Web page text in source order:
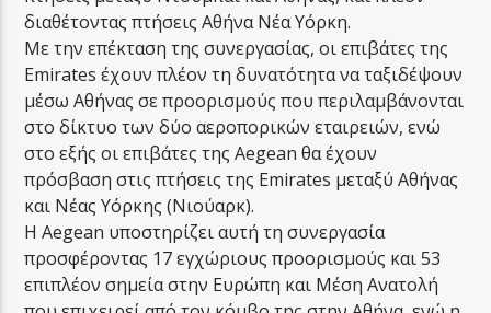
διαθέτοντας πτήσεις Αθήνα Νέα Υόρκη.
Με την επέκταση της συνεργασίας, οι επιβάτες της
Emirates έχουν πλέον τη δυνατότητα να ταξιδέψουν
μέσω Αθήνας σε προορισμούς που περιλαμβάνονται
στο δίκτυο των δύο αεροπορικών εταιρειών, ενώ
στο εξής οι επιβάτες της Aegean θα έχουν
πρόσβαση στις πτήσεις της Emirates μεταξύ Αθήνας
και Νέας Υόρκης (Νιούαρκ).
Η Aegean υποστηρίζει αυτή τη συνεργασία
προσφέροντας 17 εγχώριους προορισμούς και 53
επιπλέον σημεία στην Ευρώπη και Μέση Ανατολή